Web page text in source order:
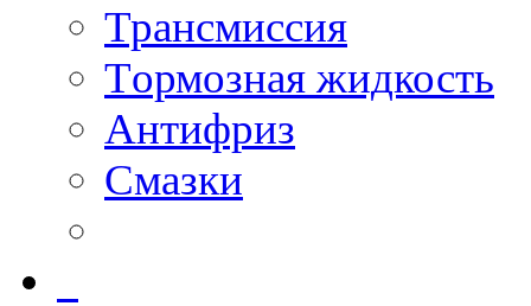
Трансмиссия
Tормозная жидкость
Антифриз
Смазки